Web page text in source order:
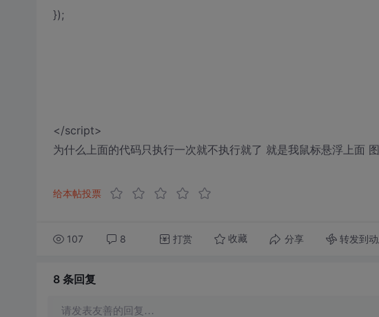
});
</script>
为什么上面的代码只执行一次就不执行就了 就是我鼠标悬浮上面
给本帖投票
107 8 打赏 收藏 分享 转发到
8 条回复
请发表友善的回复…